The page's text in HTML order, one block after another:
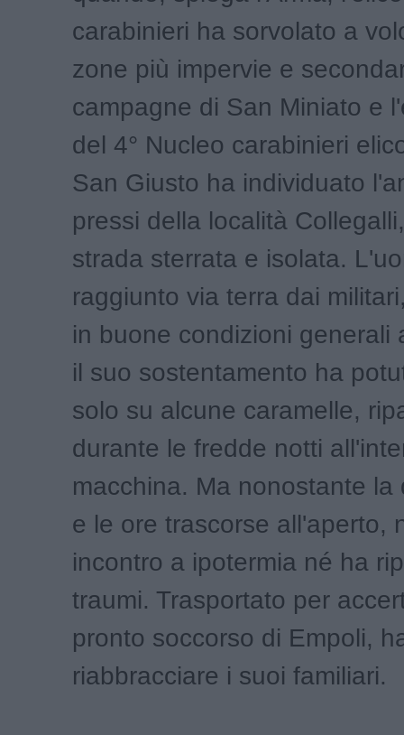
carabinieri ha sorvolato a
zone più impervie e
campagne di San Miniato e
del 4° Nucleo carabinieri
San Giusto ha individuato
pressi della località
strada sterrata e isolata.
raggiunto via terra dai
in buone condizioni generali
il suo sostentamento ha
solo su alcune caramelle,
durante le fredde notti
macchina. Ma nonostante la
e le ore trascorse all'aperto,
incontro a ipotermia né ha
traumi. Trasportato per
pronto soccorso di Empoli,
riabbracciare i suoi familiari.